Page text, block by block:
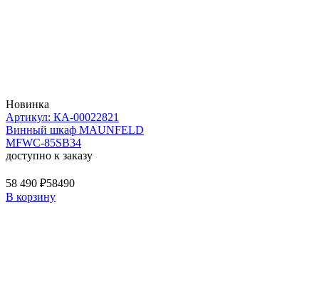
Новинка
Артикул: КА-00022821
Винный шкаф MAUNFELD
MFWC-85SB34
доступно к заказу
58 490 ₽58490
В корзину